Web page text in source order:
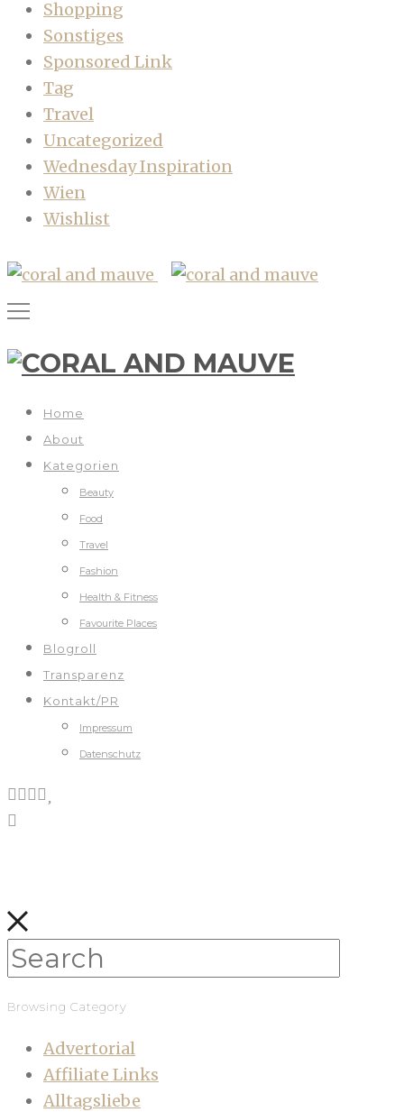
Shopping
Sonstiges
Sponsored Link
Tag
Travel
Uncategorized
Wednesday Inspiration
Wien
Wishlist
Home
About
Kategorien
Beauty
Food
Travel
Fashion
Health & Fitness
Favourite Places
Blogroll
Transparenz
Kontakt/PR
Impressum
Datenschutz
Browsing Category
Advertorial
Affiliate Links
Alltagsliebe